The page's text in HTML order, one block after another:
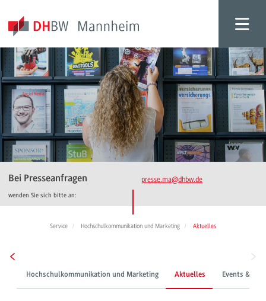
Bei Presseanfragen
wenden Sie sich bitte an:
presse.ma@dhbw.de
Service Hochschulkommunikation und Marketing Aktuelles
Hochschulkommunikation und Marketing Aktuelles Events &